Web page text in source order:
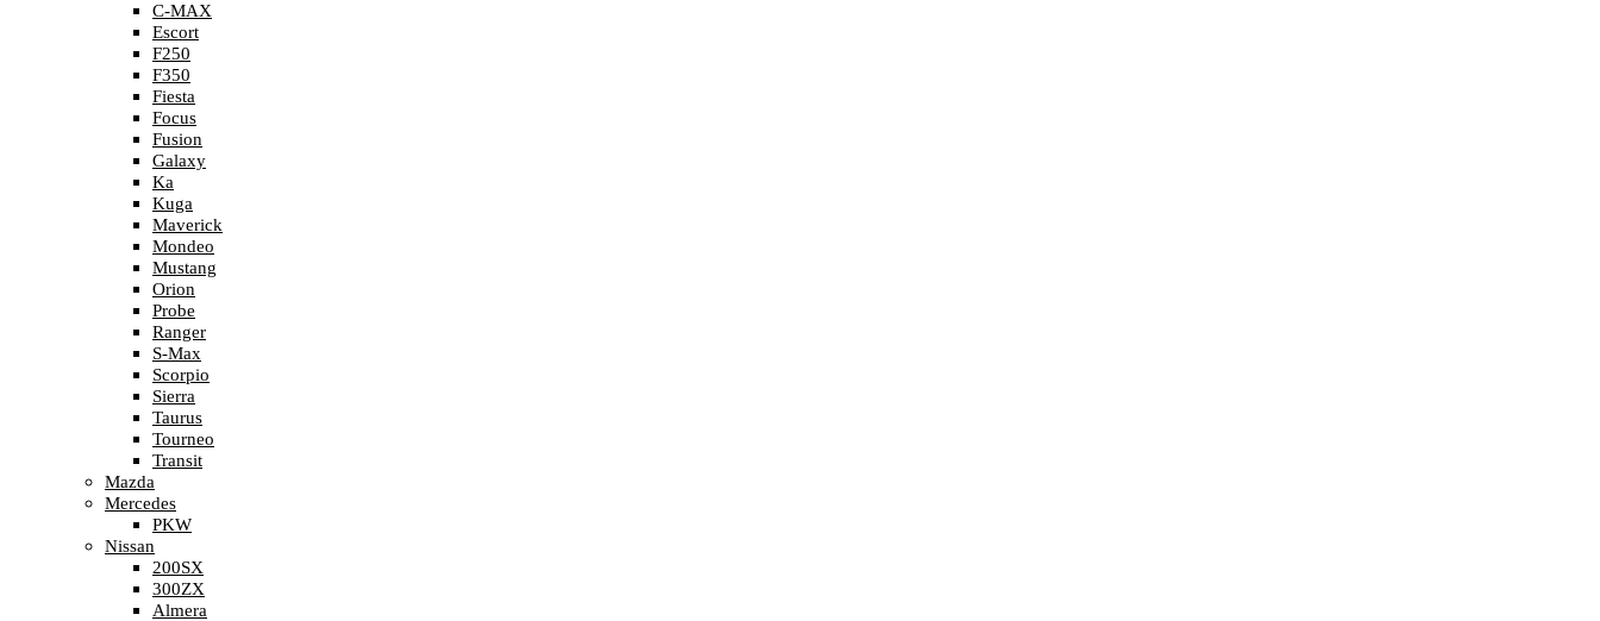
C-MAX
Escort
F250
F350
Fiesta
Focus
Fusion
Galaxy
Ka
Kuga
Maverick
Mondeo
Mustang
Orion
Probe
Ranger
S-Max
Scorpio
Sierra
Taurus
Tourneo
Transit
Mazda
Mercedes
PKW
Nissan
200SX
300ZX
Almera